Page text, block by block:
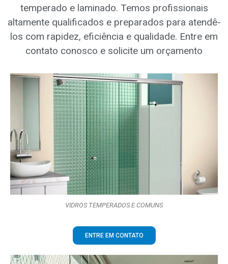
temperado e laminado. Temos profissionais
altamente qualificados e preparados para atendê-
los com rapidez, eficiência e qualidade. Entre em
contato conosco e solicite um orçamento
VIDROS TEMPERADOS E COMUNS
ENTRE EM CONTATO